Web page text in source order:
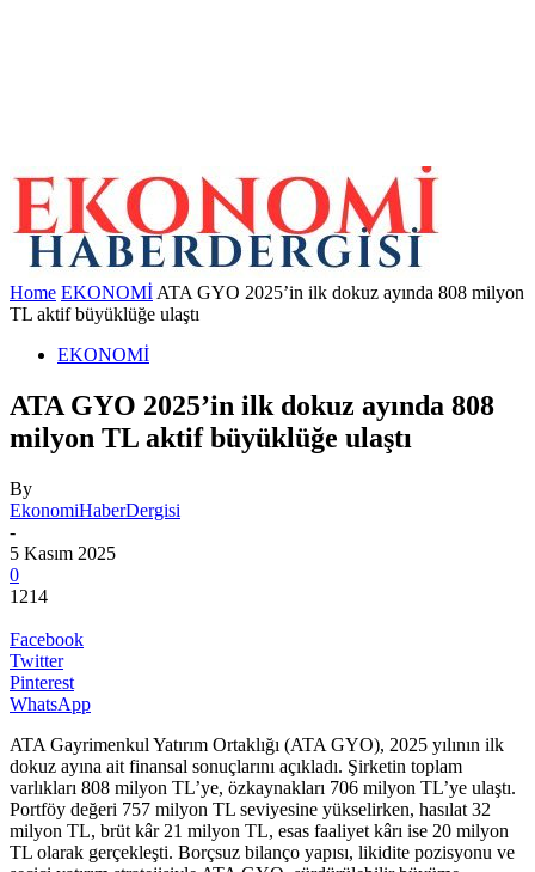
Home EKONOMİ ATA GYO 2025’in ilk dokuz ayında 808 milyon
TL aktif büyüklüğe ulaştı
EKONOMİ
ATA GYO 2025’in ilk dokuz ayında 808
milyon TL aktif büyüklüğe ulaştı
By
EkonomiHaberDergisi
-
5 Kasım 2025
0
1214
Facebook
Twitter
Pinterest
WhatsApp
ATA Gayrimenkul Yatırım Ortaklığı (ATA GYO), 2025 yılının ilk
dokuz ayına ait finansal sonuçlarını açıkladı. Şirketin toplam
varlıkları 808 milyon TL’ye, özkaynakları 706 milyon TL’ye ulaştı.
Portföy değeri 757 milyon TL seviyesine yükselirken, hasılat 32
milyon TL, brüt kâr 21 milyon TL, esas faaliyet kârı ise 20 milyon
TL olarak gerçekleşti. Borçsuz bilanço yapısı, likidite pozisyonu ve